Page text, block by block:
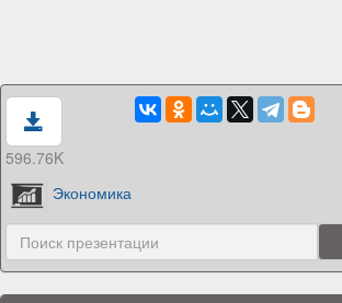
596.76K
Экономика